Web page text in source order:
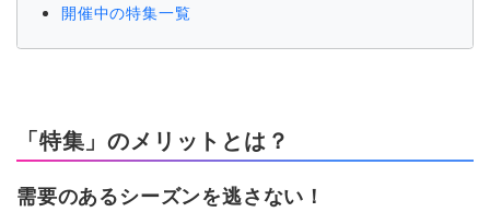
開催中の特集一覧
「特集」のメリットとは？
需要のあるシーズンを逃さない！